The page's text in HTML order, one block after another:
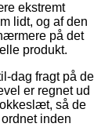
ekstremt
lidt, og af den
på det
produkt.
dag fragt på de
er regnet ud
så de
inden